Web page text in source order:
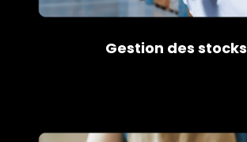
Gestion des stocks